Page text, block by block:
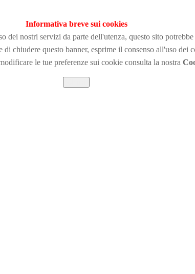
Informativa breve sui cookies
nostri servizi da parte dell'utenza, questo sito
di chiudere questo banner, esprime il consenso all'uso dei
le tue preferenze sui cookie consulta la nostra